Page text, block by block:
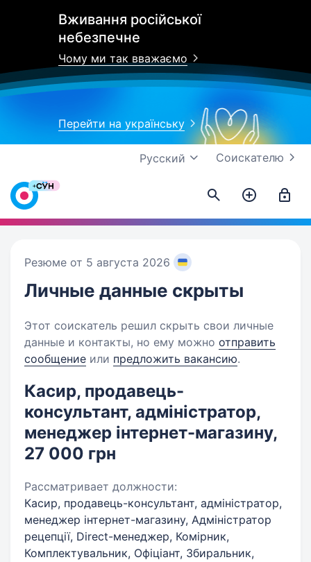
Вживання російської
небезпечне
Чому ми так вважаємо
Перейти на українську
Соискателю
Русский
Резюме от 5 августа 2026
Личные данные скрыты
Этот соискатель решил скрыть свои личные
данные и контакты, но ему можно отправить
сообщение или предложить вакансию.
Касир, продавець-
консультант, адміністратор,
менеджер інтернет-магазину,
27 000 грн
Рассматривает должности:
Касир, продавець-консультант, адміністратор,
менеджер інтернет-магазину, Адміністратор
рецепції, Direct-менеджер, Комірник,
Комплектувальник, Офіціант, Збиральник,